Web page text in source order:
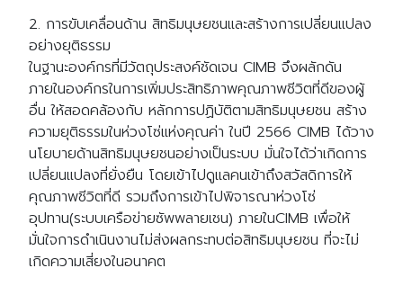
2. การขับเคลื่อนด้าน สิทธิมนุษยชนและสร้างการเปลี่ยนแปลง
อย่างยุติธรรม
ในฐานะองค์กรที่มีวัตถุประสงค์ชัดเจน CIMB จึงผลักดัน
ภายในองค์กรในการเพิ่มประสิทธิภาพคุณภาพชีวิตที่ดีของผู้
อื่น ให้สอดคล้องกับ หลักการปฏิบัติตามสิทธิมนุษยชน สร้าง
ความยุติธรรมในห่วงโซ่แห่งคุณค่า ในปี 2566 CIMB ได้วาง
นโยบายด้านสิทธิมนุษยชนอย่างเป็นระบบ มั่นใจได้ว่าเกิดการ
เปลี่ยนแปลงที่ยั่งยืน โดยเข้าไปดูแลคนเข้าถึงสวัสดิการให้
คุณภาพชีวิตที่ดี รวมถึงการเข้าไปพิจารณาห่วงโซ่
อุปทาน(ระบบเครือข่ายซัพพลายเชน) ภายในCIMB เพื่อให้
มั่นใจการดำเนินงานไม่ส่งผลกระทบต่อสิทธิมนุษยชน ที่จะไม่
เกิดความเสี่ยงในอนาคต